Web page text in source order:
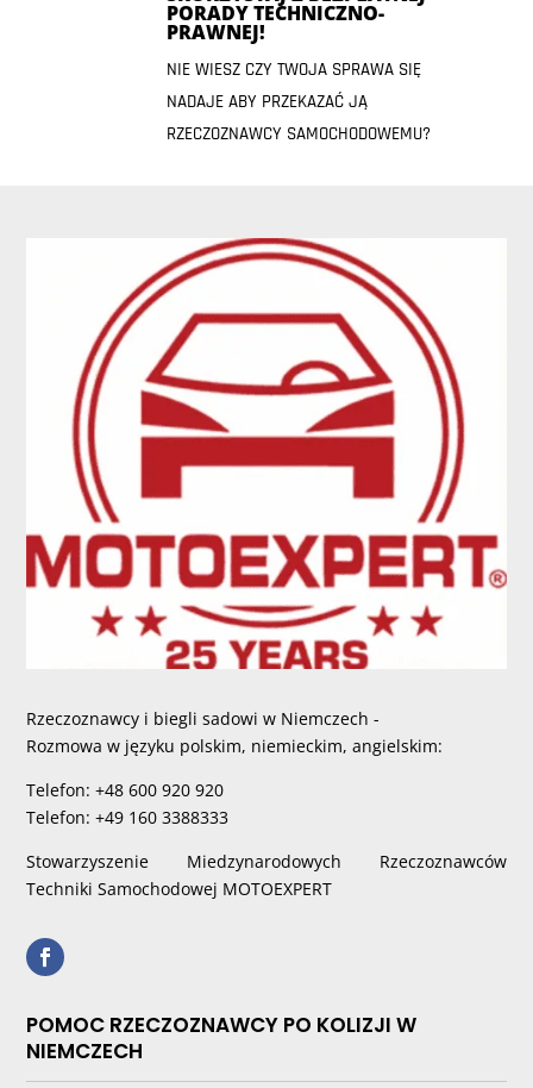
PORADY TECHNICZNO-
PRAWNEJ!
NIE WIESZ CZY TWOJA SPRAWA SIĘ
NADAJE ABY PRZEKAZAĆ JĄ
RZECZOZNAWCY SAMOCHODOWEMU?
Rzeczoznawcy i biegli sadowi w Niemczech -
Rozmowa w języku polskim, niemieckim, angielskim:
Telefon: +48 600 920 920
Telefon: +49 160 3388333
Stowarzyszenie Miedzynarodowych Rzeczoznawców
Techniki Samochodowej MOTOEXPERT
POMOC RZECZOZNAWCY PO KOLIZJI W
NIEMCZECH